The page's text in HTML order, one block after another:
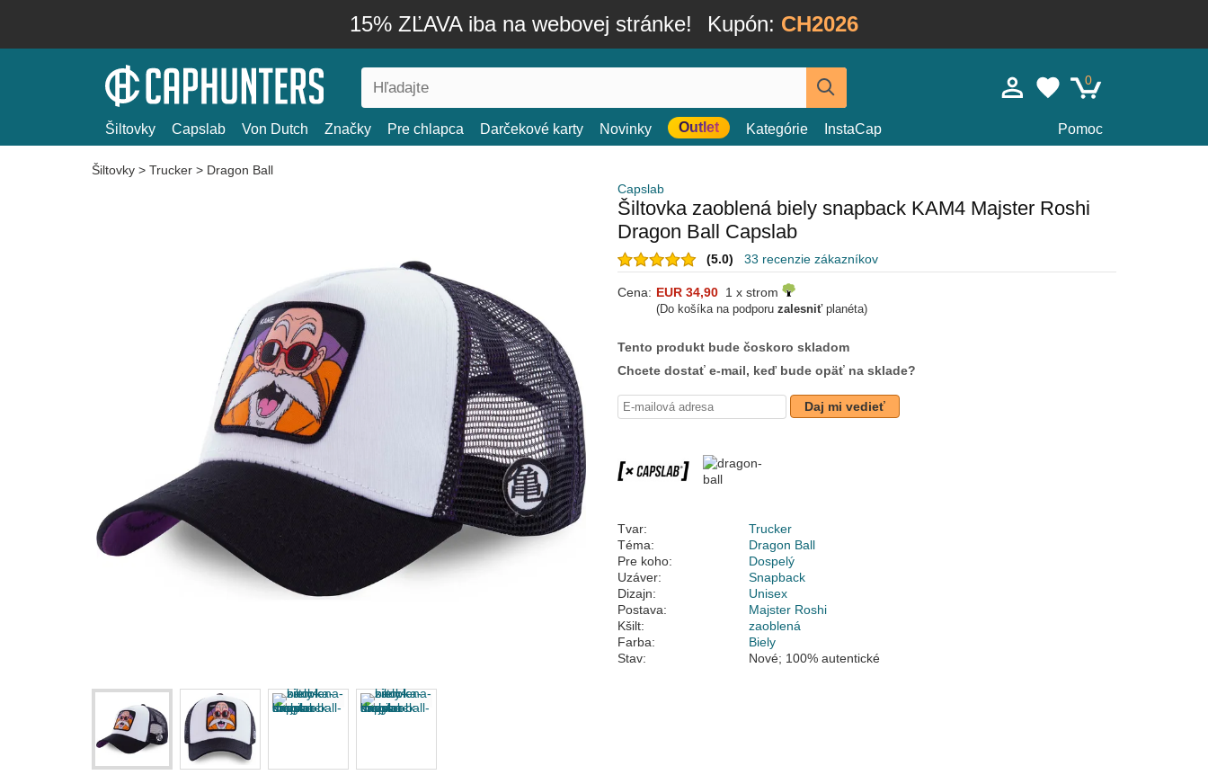
15% ZĽAVA iba na webovej stránke! Kupón: CH2026
0
Šiltovky Capslab Von Dutch Značky Pre chlapca Darčekové karty Novinky Outlet Kategórie InstaCap Pomoc
Šiltovky > Trucker > Dragon Ball
Capslab
Šiltovka zaoblená biely snapback KAM4 Majster Roshi
Dragon Ball Capslab
(5.0) 33 recenzie zákazníkov
Cena: EUR 34,90 1 x strom
(Do košíka na podporu zalesniťplanéta)
Tento produkt bude čoskoro skladom
Chcete dostať e-mail, keď bude opäť na sklade?
Daj mi vedieť
Tvar:
Trucker
Téma:
Dragon Ball
Pre koho:
Dospelý
Uzáver:
Snapback
Dizajn:
Unisex
Postava:
Majster Roshi
Kšilt:
zaoblená
Farba:
Biely
Stav:
Nové; 100% autentické